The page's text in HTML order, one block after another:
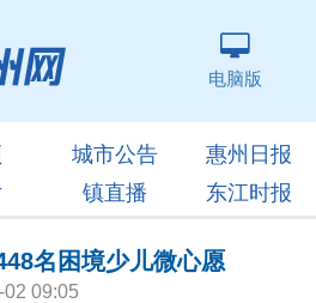
电脑版
城市公告
惠州日报
镇直播 东江时报
名困境少儿微心愿
09:05